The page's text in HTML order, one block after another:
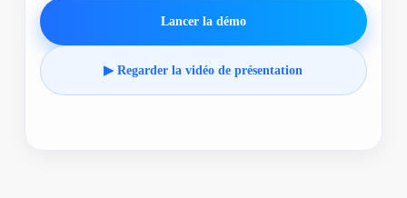
Lancer la démo
▶ Regarder la vidéo de présentation